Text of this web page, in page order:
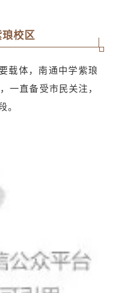
校区
载体，南通中学紫琅
一直备受市民关注，